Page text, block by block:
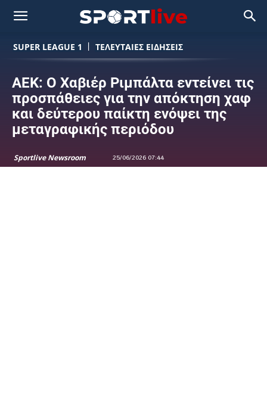
SUPER LEAGUE 1 ΤΕΛΕΥΤΑΙΕΣ ΕΙΔΗΣΕΙΣ
ΑΕΚ: Ο Χαβιέρ Ριμπάλτα εντείνει τις
προσπάθειες για την απόκτηση χαφ
και δεύτερου παίκτη ενόψει της
μεταγραφικής περιόδου
Sportlive Newsroom 25/06/2026 07:44